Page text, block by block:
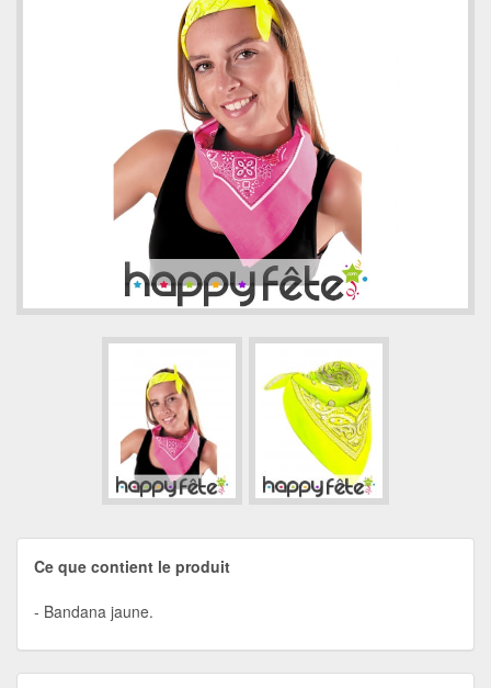
Ce que contient le produit
Bandana jaune.